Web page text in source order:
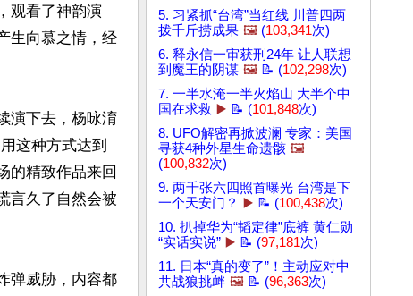
观看了神韵演
生向慕之情，经
演下去，杨咏淯
这种方式达到
的精致作品来回
言久了自然会被
弹威胁，内容都
5. 习紧抓“台湾”当红线 川普四两
拨千斤捞成果 🖼️ (103,341次)
6. 释永信一审获刑24年 让人联想
到魔王的阴谋 🖼️ 📝 (102,298次)
7. 一半水淹一半火焰山 大半个中
国在求救 ▶️ 📝 (101,848次)
8. UFO解密再掀波澜 专家：美国
寻获4种外星生命遗骸 🖼️
(100,832次)
9. 两千张六四照首曝光 台湾是下
一个天安门？
▶️ 📝 (100,438次)
10. 扒掉华为“韬定律”底裤 黄仁勋
“实话实说” ▶️ 📝 (97,181次)
11. 日本“真的变了”！主动应对中
共战狼挑衅 🖼️ 📝 (96,363次)